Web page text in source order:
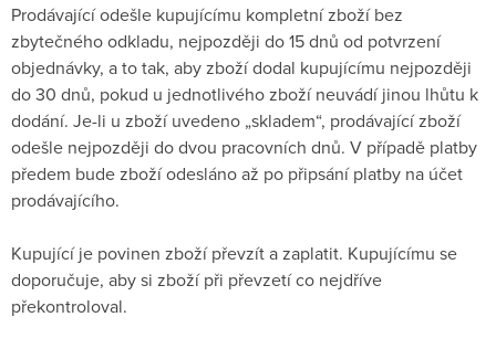
Prodávající odešle kupujícímu kompletní zboží bez
zbytečného odkladu, nejpozději do 15 dnů od potvrzení
objednávky, a to tak, aby zboží dodal kupujícímu nejpozději
do 30 dnů, pokud u jednotlivého zboží neuvádí jinou lhůtu k
dodání. Je-li u zboží uvedeno „skladem“, prodávající zboží
odešle nejpozději do dvou pracovních dnů. V případě platby
předem bude zboží odesláno až po připsání platby na účet
prodávajícího.
Kupující je povinen zboží převzít a zaplatit. Kupujícímu se
doporučuje, aby si zboží při převzetí co nejdříve
překontroloval.